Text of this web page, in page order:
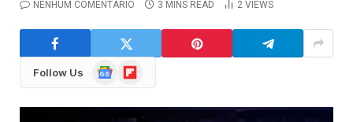
NENHUM COMENTÁRIO
3 MINS READ 2 VIEWS
Follow Us
GoogleFlipboard